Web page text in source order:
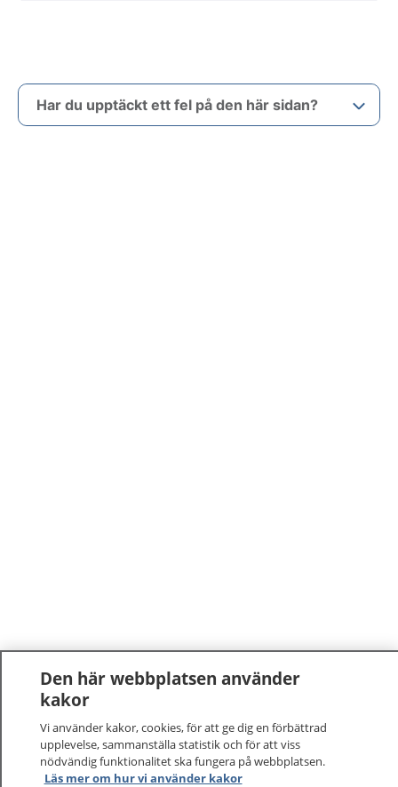
Har du upptäckt ett fel på den här sidan?
Den här webbplatsen använder
kakor
Vi använder kakor, cookies, för att ge dig en förbättrad
upplevelse, sammanställa statistik och för att viss
nödvändig funktionalitet ska fungera på webbplatsen.
Läs mer om hur vi använder kakor